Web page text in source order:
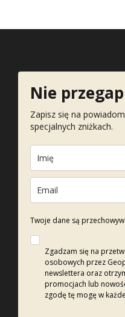
Nie
Zapisz się na
specjalnych zniżkach.
Twoje dane są
Zgadzam się na
osobowych przez
newslettera oraz
promocjach lub
zgodę tę mogę w